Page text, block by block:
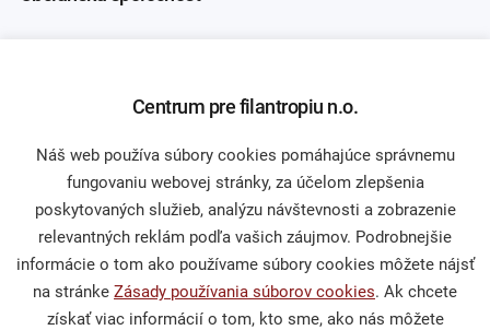
Výskumy a analýzy
Podporte nás
Darcovská výzva
Nefinančné dary
Centrum pre filantropiu n.o.
Náš web používa súbory cookies pomáhajúce správnemu
fungovaniu webovej stránky, za účelom zlepšenia
poskytovaných služieb, analýzu návštevnosti a zobrazenie
relevantných reklám podľa vašich záujmov. Podrobnejšie
informácie o tom ako používame súbory cookies môžete nájsť
na stránke Zásady používania súborov cookies. Ak chcete
získať viac informácií o tom, kto sme, ako nás môžete